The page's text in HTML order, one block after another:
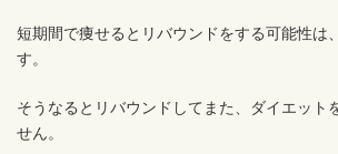
短期間で痩せるとリバウンドをする可能性は
す。
そうなるとリバウンドしてまた、ダイエット
せん。